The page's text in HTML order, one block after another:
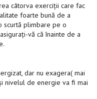
câtorva exerciții care fac
foarte bună de a
scurtă plimbare pe o
vă că înainte de a
dar nu exagera( mai
nivelul de energie va fi mai